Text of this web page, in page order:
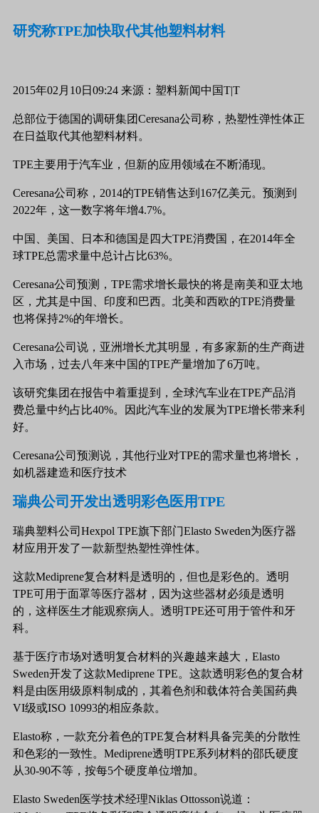
研究称TPE加快取代其他塑料材料
2015年02月10日09:24 来源：塑料新闻中国T|T
总部位于德国的调研集团Ceresana公司称，热塑性弹性体正
在日益取代其他塑料材料。
TPE主要用于汽车业，但新的应用领域在不断涌现。
Ceresana公司称，2014的TPE销售达到167亿美元。预测到
2022年，这一数字将年增4.7%。
中国、美国、日本和德国是四大TPE消费国，在2014年全
球TPE总需求量中总计占比63%。
Ceresana公司预测，TPE需求增长最快的将是南美和亚太地
区，尤其是中国、印度和巴西。北美和西欧的TPE消费量
也将保持2%的年增长。
Ceresana公司说，亚洲增长尤其明显，有多家新的生产商进
入市场，过去八年来中国的TPE产量增加了6万吨。
该研究集团在报告中着重提到，全球汽车业在TPE产品消
费总量中约占比40%。因此汽车业的发展为TPE增长带来利
好。
Ceresana公司预测说，其他行业对TPE的需求量也将增长，
如机器建造和医疗技术
瑞典公司开发出透明彩色医用TPE
瑞典塑料公司Hexpol TPE旗下部门Elasto Sweden为医疗器
材应用开发了一款新型热塑性弹性体。
这款Mediprene复合材料是透明的，但也是彩色的。透明
TPE可用于面罩等医疗器材，因为这些器材必须是透明
的，这样医生才能观察病人。透明TPE还可用于管件和牙
科。
基于医疗市场对透明复合材料的兴趣越来越大，Elasto
Sweden开发了这款Mediprene TPE。这款透明彩色的复合材
料是由医用级原料制成的，其着色剂和载体符合美国药典
VI级或ISO 10993的相应条款。
Elasto称，一款充分着色的TPE复合材料具备完美的分散性
和色彩的一致性。Mediprene透明TPE系列材料的邵氏硬度
从30-90不等，按每5个硬度单位增加。
Elasto Sweden医学技术经理Niklas Ottosson说道：